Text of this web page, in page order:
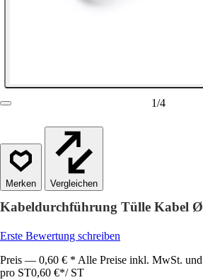
1/4
Vergleichen
Kabeldurchführung Tülle Kabel
Erste Bewertung schreiben
Preis — 0,60 € * Alle Preise inkl. MwSt. und
pro ST0,60 €*/ ST